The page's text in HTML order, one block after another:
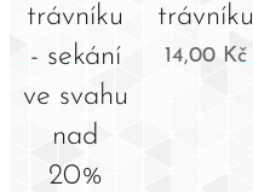
trávníku
- sekání
ve svahu
nad
20%
trávníku
14,00 Kč